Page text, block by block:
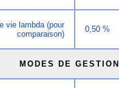
vie lambda (pour
comparaison)
0,50 %
MODES DE GESTION